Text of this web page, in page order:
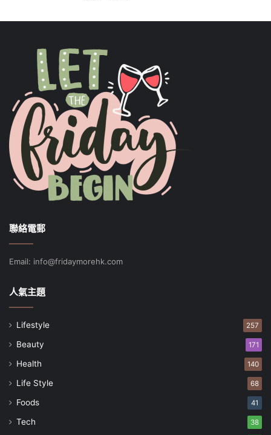
聯絡電郵
Email: info@fridaymorehk.com
人氣主題
Lifestyle 257
Beauty 171
Health 140
Life Style 68
Foods 41
Tech 38